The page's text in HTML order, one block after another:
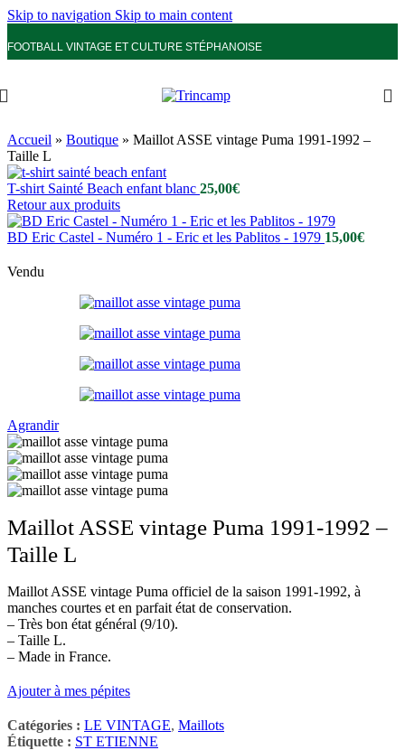
Skip to navigation Skip to main content
FOOTBALL VINTAGE ET CULTURE STÉPHANOISE
Accueil » Boutique » Maillot ASSE vintage Puma 1991-1992 –
Taille L
T-shirt Sainté Beach enfant blanc 25,00€
Retour aux produits
BD Eric Castel - Numéro 1 - Eric et les Pablitos - 1979 15,00€
Vendu
Agrandir
Maillot ASSE vintage Puma 1991-1992 –
Taille L
Maillot ASSE vintage Puma officiel de la saison 1991-1992, à
manches courtes et en parfait état de conservation.
– Très bon état général (9/10).
– Taille L.
– Made in France.
Ajouter à mes pépites
Catégories : LE VINTAGE, Maillots
Étiquette : ST ETIENNE